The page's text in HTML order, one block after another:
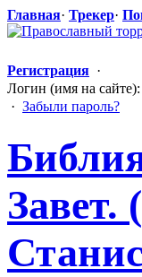
Главная· Трекер·
Регистрация ·
Логин (имя на сайте):
· Забыли пароль?
Завет.